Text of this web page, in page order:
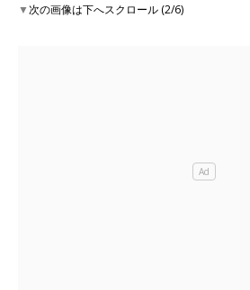
▼次の画像は下へスクロール (2/6)